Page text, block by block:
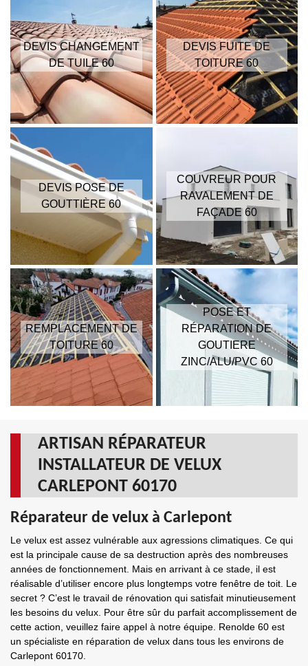
DEVIS CHANGEMENT
DE TUILE 60
DEVIS FUITE DE
TOITURE 60
DEVIS POSE DE
GOUTTIÈRE 60
COUVREUR POUR
RAVALEMENT DE
FAÇADE 60
REMPLACEMENT DE
TOITURE 60
POSE ET
RÉPARATION DE
GOUTIERE
ZINC/ALU/PVC 60
ARTISAN RÉPARATEUR
INSTALLATEUR DE VELUX
CARLEPONT 60170
Réparateur de velux à Carlepont
Le velux est assez vulnérable aux agressions climatiques. Ce qui
est la principale cause de sa destruction après des nombreuses
années de fonctionnement. Mais en arrivant à ce stade, il est
réalisable d’utiliser encore plus longtemps votre fenêtre de toit. Le
secret ? C’est le travail de rénovation qui satisfait minutieusement
les besoins du velux. Pour être sûr du parfait accomplissement de
cette action, veuillez faire appel à notre équipe. Renolde 60 est
un spécialiste en réparation de velux dans tous les environs de
Carlepont 60170.